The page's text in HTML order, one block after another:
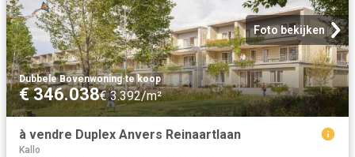
Foto bekijken
Dubbele Bovenwoning·te koop
€ 346.038€ 3.392/m²
à vendre Duplex Anvers Reinaartlaan
Kallo